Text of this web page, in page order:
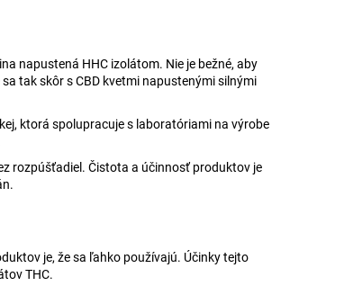
napustená HHC izolátom. Nie je bežné, aby
tak skôr s CBD kvetmi napustenými silnými
ktorá spolupracuje s laboratóriami na výrobe
rozpúšťadiel. Čistota a účinnosť produktov je
je, že sa ľahko používajú. Účinky tejto
THC.